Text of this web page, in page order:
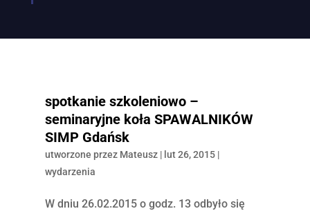
spotkanie szkoleniowo –
seminaryjne koła SPAWALNIKÓW
SIMP Gdańsk
utworzone przez Mateusz| lut 26, 2015|
wydarzenia
W dniu 26.02.2015 o godz. 13 odbyło się